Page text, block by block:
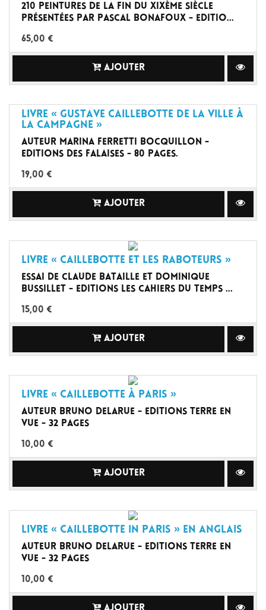
210 peintures de la fin du XIXème siècle
présentées par Pascal Bonafoux - Editio...
65,00 €
AJOUTER
Livre « Gustave Caillebotte de la ville à
la campagne »
Auteur Marina Ferretti Bocquillon -
Editions des Falaises - 80 pages.
19,00 €
AJOUTER
Livre « Caillebotte et les raboteurs »
Essai de Claude Bataille et Dominique
Bussillet - Editions les Cahiers du Temps ...
15,00 €
AJOUTER
Livre « Caillebotte à Paris »
Auteur Bruno Delarue - Editions Terre en
Vue - 32 pages
10,00 €
AJOUTER
Livre « Caillebotte in Paris » en Anglais
Auteur Bruno Delarue - Editions Terre en
Vue - 32 pages
10,00 €
AJOUTER